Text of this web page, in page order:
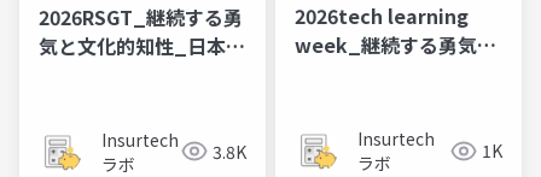
2026RSGT_継続する勇
気と文化的知性_日本企
Insurtech
ラボ
3.8K
2026tech learning
week_継続する​勇気と​
場から
Insurtech
ラボ
1K